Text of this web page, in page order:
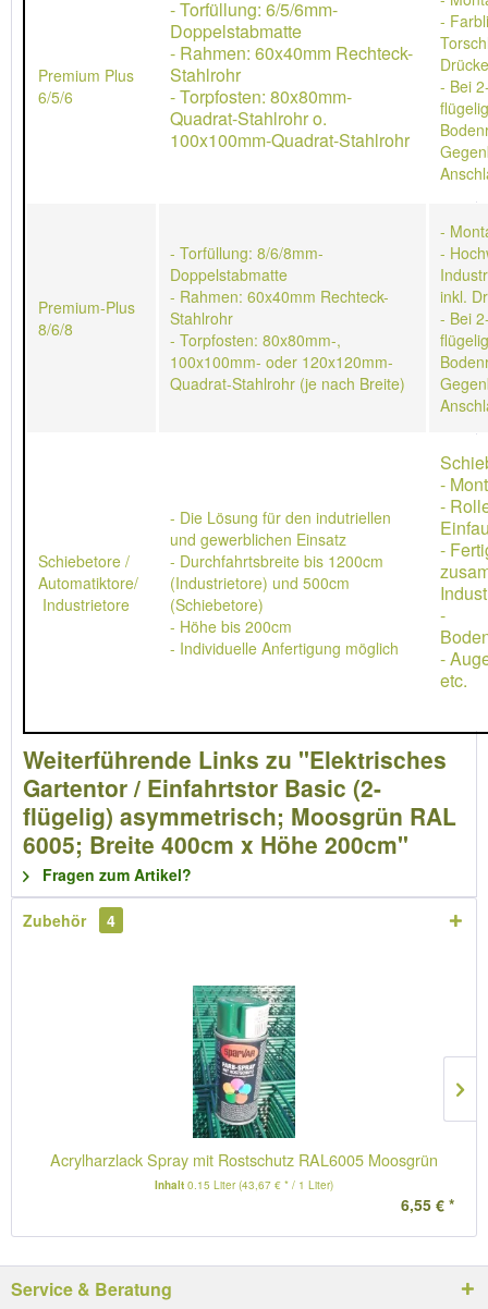
Premium Plus
6/5/6
- Torfüllung: 6/5/6mm-
Doppelstabmatte
- Rahmen: 60x40mm Rechteck-
Stahlrohr
- Torpfosten: 80x80mm-
Quadrat-Stahlrohr o.
100x100mm-Quadrat-Stahlrohr
-
- Bei
Premium-Plus
8/6/8
- Torfüllung: 8/6/8mm-
Doppelstabmatte
- Rahmen: 60x40mm Rechteck-
Stahlrohr
- Torpfosten: 80x80mm-,
100x100mm- oder 120x120mm-
Quadrat-Stahlrohr (je nach Breite)
-
-
inkl.
- Bei
Schiebetore /
Automatiktore/
Industrietore
- Die Lösung für den indutriellen
und gewerblichen Einsatz
- Durchfahrtsbreite bis 1200cm
(Industrietore) und 500cm
(Schiebetore)
- Höhe bis 200cm
- Individuelle Anfertigung möglich
-
-
-
-
-
etc.
Weiterführende Links zu "Elektrisches
Gartentor / Einfahrtstor Basic (2-
flügelig) asymmetrisch; Moosgrün RAL
6005; Breite 400cm x Höhe 200cm"
Fragen zum Artikel?
Zubehör 4
Acrylharzlack Spray mit Rostschutz RAL6005 Moosgrün
Inhalt 0.15 Liter(43,67 € * / 1 Liter)
6,55 € *
Service & Beratung